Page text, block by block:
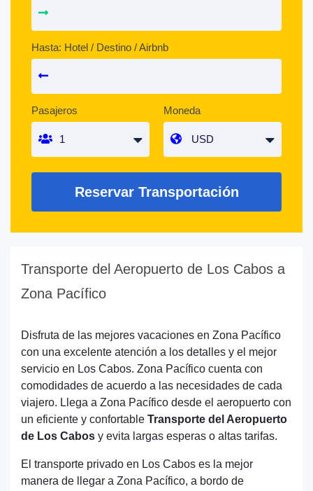
Hasta: Hotel / Destino / Airbnb
Pasajeros Moneda
Reservar Transportación
Transporte del Aeropuerto de Los Cabos a
Zona Pacífico
Disfruta de las mejores vacaciones en Zona Pacífico
con una excelente atención a los detalles y el mejor
servicio en Los Cabos. Zona Pacífico cuenta con
comodidades de acuerdo a las necesidades de cada
viajero. Llega a Zona Pacífico desde el aeropuerto con
un eficiente y confortable Transporte del Aeropuerto
de Los Cabos y evita largas esperas o altas tarifas.
El transporte privado en Los Cabos es la mejor
manera de llegar a Zona Pacífico, a bordo de